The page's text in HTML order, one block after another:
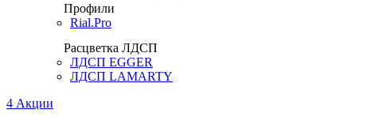
Профили
Rial.Pro
Расцветка ЛДСП
ЛДСП EGGER
ЛДСП LAMARTY
4 Акции